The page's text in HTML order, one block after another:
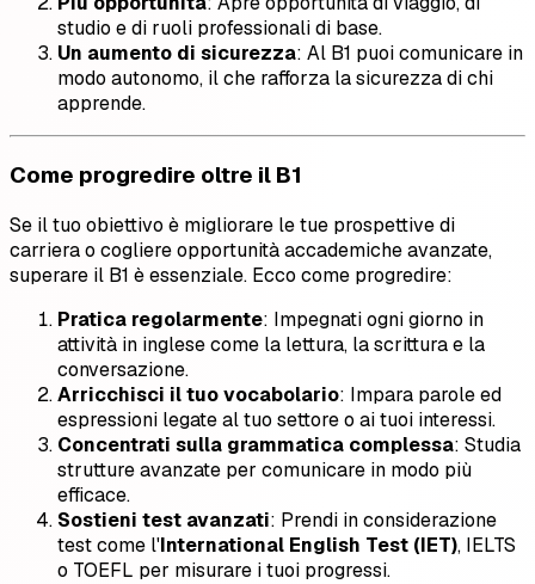
studio e di ruoli professionali di base.
Un aumento di sicurezza: Al B1 puoi comunicare in
modo autonomo, il che rafforza la sicurezza di chi
apprende.
Come progredire oltre il B1
Se il tuo obiettivo è migliorare le tue prospettive di
carriera o cogliere opportunità accademiche avanzate,
superare il B1 è essenziale. Ecco come progredire:
Pratica regolarmente: Impegnati ogni giorno in
attività in inglese come la lettura, la scrittura e la
conversazione.
Arricchisci il tuo vocabolario: Impara parole ed
espressioni legate al tuo settore o ai tuoi interessi.
Concentrati sulla grammatica complessa: Studia
strutture avanzate per comunicare in modo più
efficace.
Sostieni test avanzati: Prendi in considerazione
test come l'International English Test (IET), IELTS
o TOEFL per misurare i tuoi progressi.